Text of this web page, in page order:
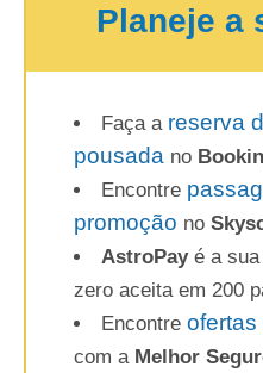
Planeje a
Faça a reserva
pousada no
Encontre
promoção no
AstroPayé a sua
zero aceita em 200
Encontre ofertas
com a Melhor